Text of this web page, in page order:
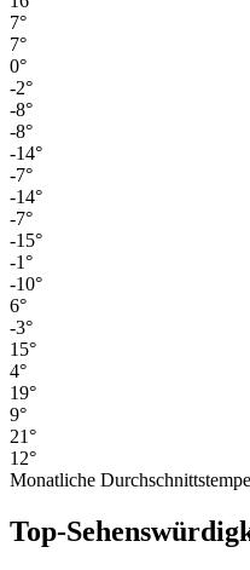
7°
7°
0°
-2°
-8°
-8°
-14°
-7°
-14°
-7°
-15°
-1°
-10°
6°
-3°
15°
4°
19°
9°
21°
12°
Monatliche
Top-